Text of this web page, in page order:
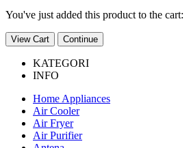
You've just added this product to the cart:
View Cart Continue
KATEGORI
INFO
Home Appliances
Air Cooler
Air Fryer
Air Purifier